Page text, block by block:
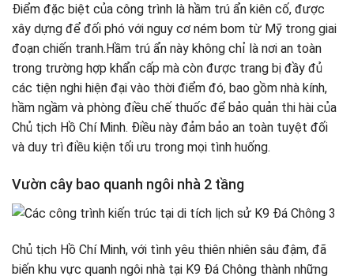
Điểm đặc biệt của công trình là hầm trú ẩn kiên cố, được
xây dựng để đối phó với nguy cơ ném bom từ Mỹ trong giai
đoạn chiến tranh.Hầm trú ẩn này không chỉ là nơi an toàn
trong trường hợp khẩn cấp mà còn được trang bị đầy đủ
các tiện nghi hiện đại vào thời điểm đó, bao gồm nhà kính,
hầm ngầm và phòng điều chế thuốc để bảo quản thi hài của
Chủ tịch Hồ Chí Minh. Điều này đảm bảo an toàn tuyệt đối
và duy trì điều kiện tối ưu trong mọi tình huống.
Vườn cây bao quanh ngôi nhà 2 tầng
Chủ tịch Hồ Chí Minh, với tình yêu thiên nhiên sâu đậm, đã
biến khu vực quanh ngôi nhà tại K9 Đá Chông thành những